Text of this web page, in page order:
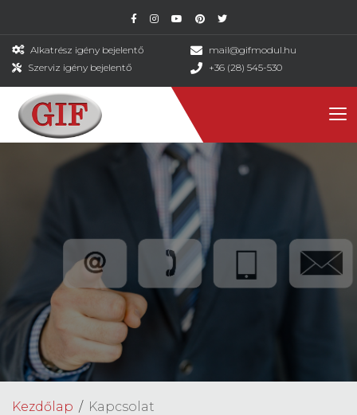
Alkatrész igény bejelentő
Szerviz igény bejelentő
mail@gifmodul.hu
+36 (28) 545-530
Kezdőlap Kapcsolat